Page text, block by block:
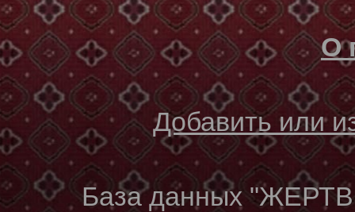
О
Добавить или
База данных